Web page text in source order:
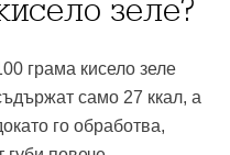
зеле?
грама кисело зеле
само 27 ккал, а
го обработва,